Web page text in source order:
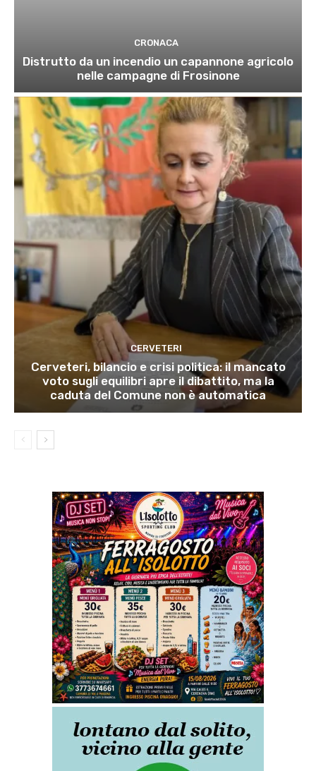
CRONACA
Distrutto da un incendio un capannone agricolo
nelle campagne di Frosinone
CERVETERI
Cerveteri, bilancio e crisi politica: il mancato
voto sugli equilibri apre il dibattito, ma la
caduta del Comune non è automatica